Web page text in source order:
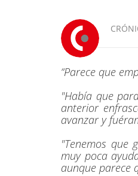
“Parece que
"Había que
anterior
avanzar y
"Tenemos que
muy poca
aunque parece